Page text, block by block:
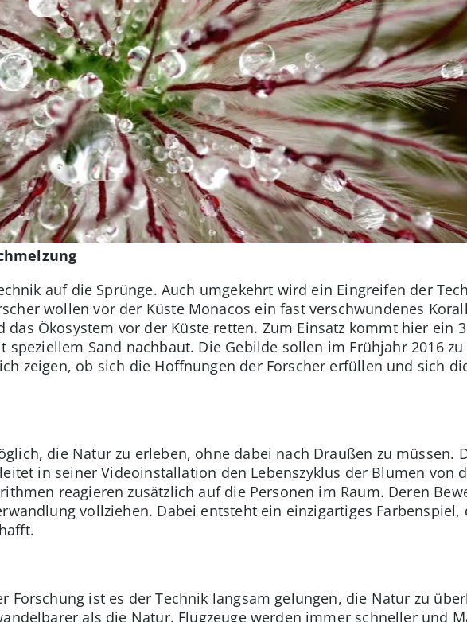
auf die Sprünge. Auch umgekehrt wird ein Eingreifen der
wollen vor der Küste Monacos ein fast verschwundenes
das Ökosystem vor der Küste retten. Zum Einsatz kommt hier ein
speziellem Sand nachbaut. Die Gebilde sollen im Frühjahr 2016 zu
zeigen, ob sich die Hoffnungen der Forscher erfüllen und sich
die Natur zu erleben, ohne dabei nach Draußen zu müssen.
in seiner Videoinstallation den Lebenszyklus der Blumen von
reagieren zusätzlich auf die Personen im Raum. Deren
vollziehen. Dabei entsteht ein einzigartiges Farbenspiel,
Forschung ist es der Technik langsam gelungen, die Natur zu
als die Natur. Flugzeuge werden immer schneller und